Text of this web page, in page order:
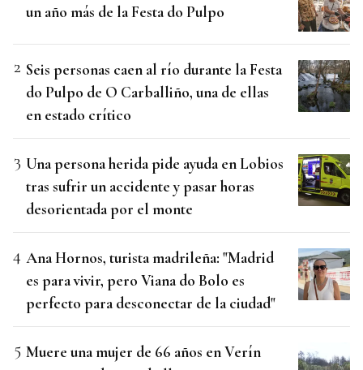
un año más de la Festa do Pulpo
Seis personas caen al río durante la Festa
do Pulpo de O Carballiño, una de ellas
en estado crítico
Una persona herida pide ayuda en Lobios
tras sufrir un accidente y pasar horas
desorientada por el monte
Ana Hornos, turista madrileña: "Madrid
es para vivir, pero Viana do Bolo es
perfecto para desconectar de la ciudad"
Muere una mujer de 66 años en Verín